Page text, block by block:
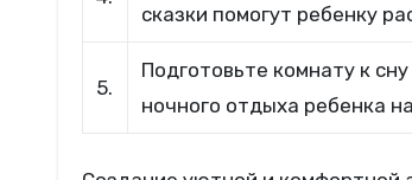
сказки помогут ребенку
5.
Подготовьте комнату к
ночного отдыха ребенка